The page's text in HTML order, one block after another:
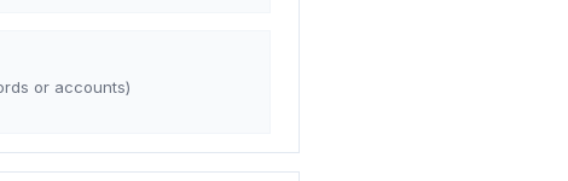
or accounts)